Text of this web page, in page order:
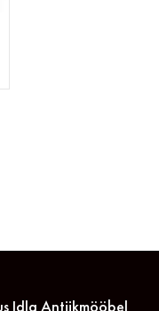
Idla Antiikmööbel